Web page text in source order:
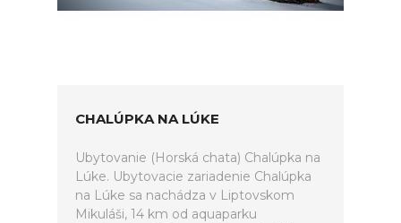
CHALÚPKA NA LÚKE
Ubytovanie (Horská chata) Chalúpka na
Lúke. Ubytovacie zariadenie Chalúpka
na Lúke sa nachádza v Liptovskom
Mikuláši, 14 km od aquaparku